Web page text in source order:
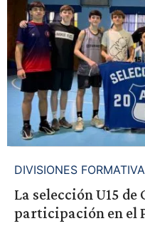
DIVISIONES
La selección U15
participación en el